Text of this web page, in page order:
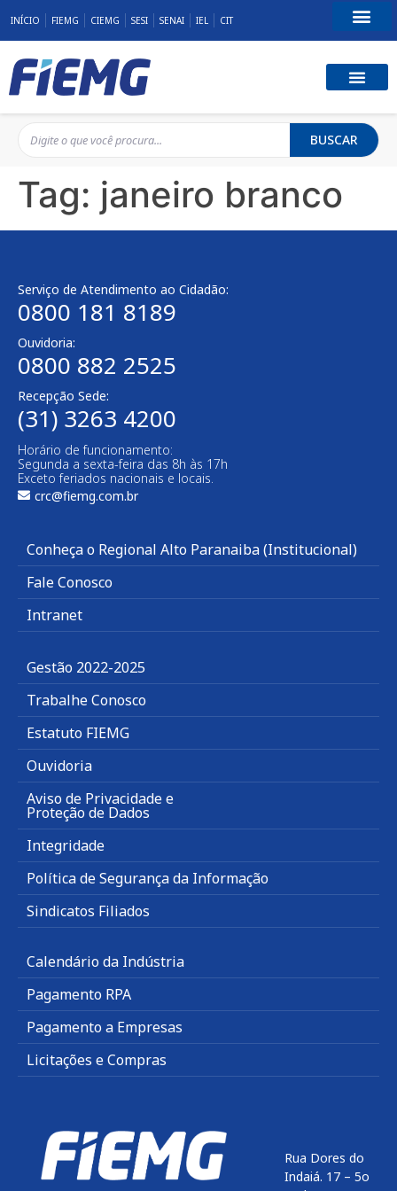
INÍCIO FIEMG CIEMG SESI SENAI IEL CIT
BUSCAR
Tag: janeiro branco
Serviço de Atendimento ao Cidadão:
0800 181 8189
Ouvidoria:
0800 882 2525
Recepção Sede:
(31) 3263 4200
Horário de funcionamento:
Segunda a sexta-feira das 8h às 17h
Exceto feriados nacionais e locais.
crc@fiemg.com.br
Conheça o Regional Alto Paranaiba (Institucional)
Fale Conosco
Intranet
Gestão 2022-2025
Trabalhe Conosco
Estatuto FIEMG
Ouvidoria
Aviso de Privacidade e
Proteção de Dados
Integridade
Política de Segurança da Informação
Sindicatos Filiados
Calendário da Indústria
Pagamento RPA
Pagamento a Empresas
Licitações e Compras
Rua Dores do
Indaiá. 17 – 5o